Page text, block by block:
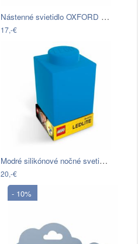
Nástenné svietidlo OXFORD 1xE27/15W…
17,-€
Modré silikónové nočné svetielko LEGO®…
20,-€
- 10%